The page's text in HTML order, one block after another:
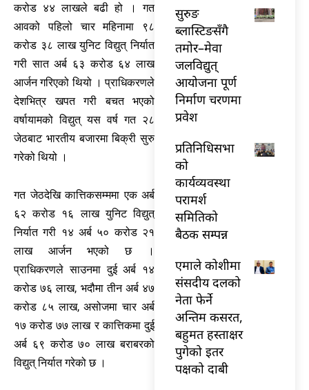
करोड ४४ लाखले बढी हो । गत
आवको पहिलो चार महिनामा ९८
करोड ३८ लाख युनिट विद्युत् निर्यात
गरी सात अर्ब ६३ करोड ६४ लाख
आर्जन गरिएको थियो । प्राधिकरणले
देशभित्र खपत गरी बचत भएको
वर्षायामको विद्युत् यस वर्ष गत २८
जेठबाट भारतीय बजारमा बिक्री सुरु
गरेको थियो ।
गत जेठदेखि कात्तिकसम्ममा एक अर्ब
६२ करोड १६ लाख युनिट विद्युत्
निर्यात गरी १४ अर्ब ५० करोड २१
लाख आर्जन भएको छ ।
प्राधिकरणले साउनमा दुई अर्ब १४
करोड ७६ लाख, भदौमा तीन अर्ब ४७
करोड ८५ लाख, असोजमा चार अर्ब
१७ करोड ७७ लाख र कात्तिकमा दुई
अर्ब ६९ करोड ७० लाख बराबरको
विद्युत् निर्यात गरेको छ ।
सुरुङ
ब्लास्टिङसँगै
तमोर–मेवा
जलविद्युत्
आयोजना पूर्ण
निर्माण चरणमा
प्रवेश
प्रतिनिधिसभा
को
कार्यव्यवस्था
परामर्श
समितिको
बैठक सम्पन्न
एमाले कोशीमा
संसदीय दलको
नेता फेर्ने
अन्तिम कसरत,
बहुमत हस्ताक्षर
पुगेको इतर
पक्षको दाबी